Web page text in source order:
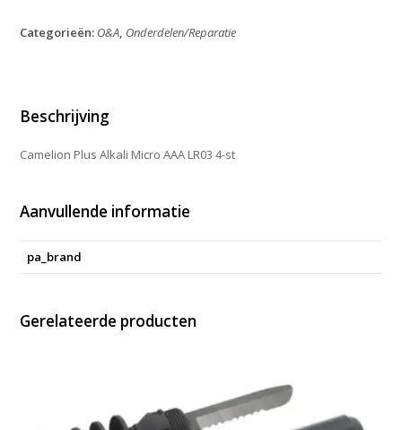
AAA
Categorieën: O&A, Onderdelen/Reparatie
Beschrijving
Camelion Plus Alkali Micro AAA LR03 4-st
Aanvullende informatie
pa_brand
Gerelateerde producten